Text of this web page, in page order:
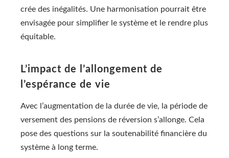
crée des inégalités. Une harmonisation pourrait être
envisagée pour simplifier le système et le rendre plus
équitable.
L’impact de l’allongement de
l’espérance de vie
Avec l’augmentation de la durée de vie, la période de
versement des pensions de réversion s’allonge. Cela
pose des questions sur la soutenabilité financière du
système à long terme.